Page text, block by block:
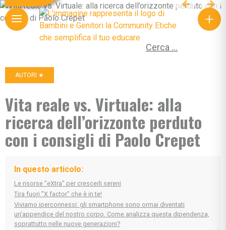
+
Ricerca per:
AUTORI ★
Vita reale vs. Virtuale: alla
ricerca dell’orizzonte perduto
con i consigli di Paolo Crepet
In questo articolo:
Le risorse "eXtra" per crescerli sereni
Tira fuori "X factor" che è in te!
Viviamo iperconnessi: gli smartphone sono ormai diventati
un'appendice del nostro corpo. Come analizza questa dipendenza,
soprattutto nelle nuove generazioni?